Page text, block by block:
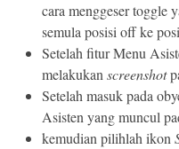
cara menggeser toggle
semula posisi off ke
Setelah fitur Menu
melakukan screenshot
Setelah masuk pada
Asisten yang muncul
kemudian pilihlah ikon